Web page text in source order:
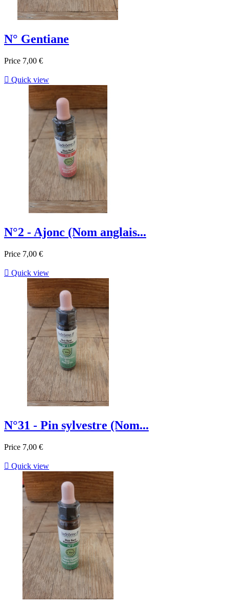
N° Gentiane
Price 7,00 €
 Quick view
N°2 - Ajonc (Nom anglais...
Price 7,00 €
 Quick view
N°31 - Pin sylvestre (Nom...
Price 7,00 €
 Quick view